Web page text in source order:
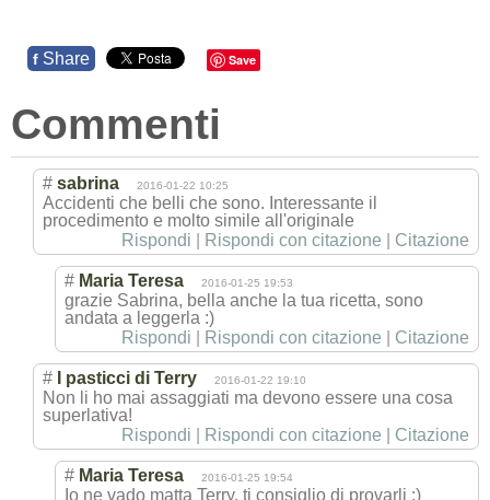
f Share Save
Commenti
# sabrina 2016-01-22 10:25
Accidenti che belli che sono. Interessante il
procedimento e molto simile all'originale
Rispondi
Rispondi con citazione Citazione
# Maria Teresa 2016-01-25 19:53
grazie Sabrina, bella anche la tua ricetta, sono
andata a leggerla :)
Rispondi
Rispondi con citazione Citazione
# I pasticci di Terry 2016-01-22 19:10
Non li ho mai assaggiati ma devono essere una cosa
superlativa!
Rispondi
Rispondi con citazione Citazione
# Maria Teresa 2016-01-25 19:54
Io ne vado matta Terry, ti consiglio di provarli ;)